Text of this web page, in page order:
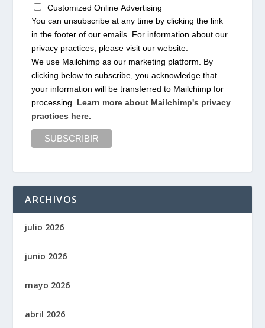
Customized Online Advertising
You can unsubscribe at any time by clicking the link
in the footer of our emails. For information about our
privacy practices, please visit our website.
We use Mailchimp as our marketing platform. By
clicking below to subscribe, you acknowledge that
your information will be transferred to Mailchimp for
processing. Learn more about Mailchimp's privacy
practices here.
ARCHIVOS
julio 2026
junio 2026
mayo 2026
abril 2026